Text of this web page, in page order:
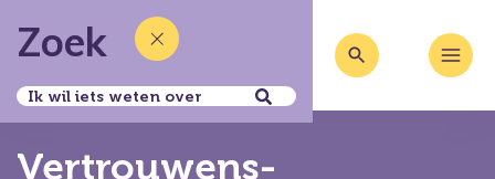
Zoek
Vertrouwens­